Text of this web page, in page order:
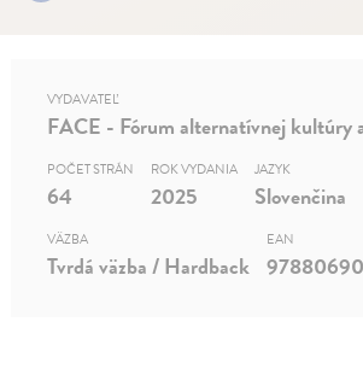
VYDAVATEĽ
FACE - Fórum alternatívnej kultúry
POČET STRÁN
64
ROK VYDANIA
2025
JAZYK
Slovenčina
VÄZBA
Tvrdá väzba / Hardback
EAN